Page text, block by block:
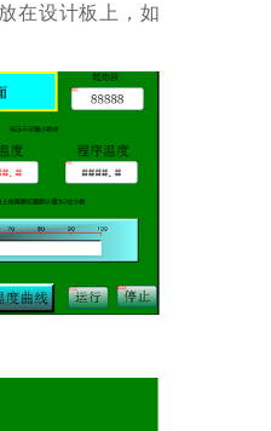
在设计板上，如